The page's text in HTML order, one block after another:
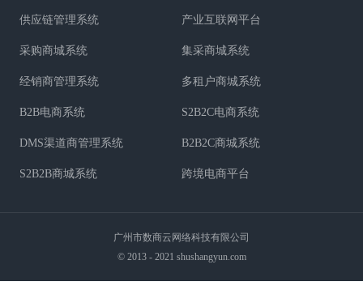
供应链管理系统 产业互联网平台
采购商城系统 集采商城系统
经销商管理系统 多租户商城系统
B2B电商系统 S2B2C电商系统
DMS渠道商管理系统 B2B2C商城系统
S2B2B商城系统 跨境电商平台
广州市数商云网络科技有限公司
© 2013 - 2021 shushangyun.com